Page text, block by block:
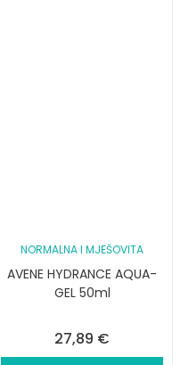
NORMALNA I MJEŠOVITA
AVENE HYDRANCE AQUA-
GEL 50ml
27,89 €